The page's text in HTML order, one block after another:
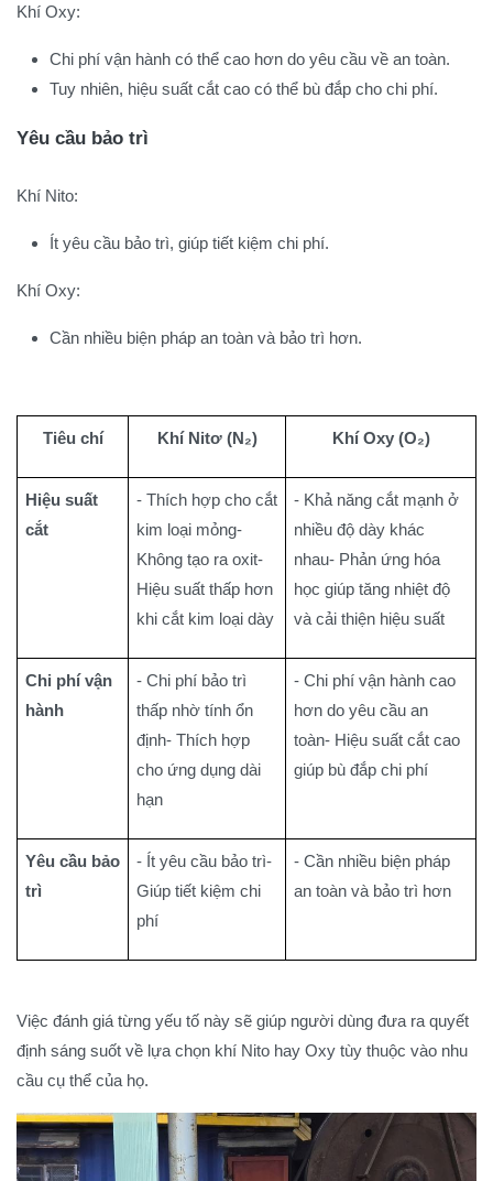
Khí Oxy:
Chi phí vận hành có thể cao hơn do yêu cầu về an toàn.
Tuy nhiên, hiệu suất cắt cao có thể bù đắp cho chi phí.
Yêu cầu bảo trì
Khí Nito:
Ít yêu cầu bảo trì, giúp tiết kiệm chi phí.
Khí Oxy:
Cần nhiều biện pháp an toàn và bảo trì hơn.
Tiêu chí Khí Nitơ (N₂) Khí Oxy (O₂)
Hiệu suất
cắt
- Thích hợp cho cắt
kim loại mỏng-
Không tạo ra oxit-
Hiệu suất thấp hơn
khi cắt kim loại dày
- Khả năng cắt mạnh ở
nhiều độ dày khác
nhau- Phản ứng hóa
học giúp tăng nhiệt độ
và cải thiện hiệu suất
Chi phí vận
hành
- Chi phí bảo trì
thấp nhờ tính ổn
định- Thích hợp
cho ứng dụng dài
hạn
- Chi phí vận hành cao
hơn do yêu cầu an
toàn- Hiệu suất cắt cao
giúp bù đắp chi phí
Yêu cầu bảo
trì
- Ít yêu cầu bảo trì-
Giúp tiết kiệm chi
phí
- Cần nhiều biện pháp
an toàn và bảo trì hơn
Việc đánh giá từng yếu tố này sẽ giúp người dùng đưa ra quyết
định sáng suốt về lựa chọn khí Nito hay Oxy tùy thuộc vào nhu
cầu cụ thể của họ.